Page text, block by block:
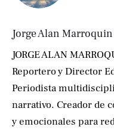
Jorge Alan
JORGE ALAN
Reportero y Director
Periodista
narrativo. Creador de
y emocionales para